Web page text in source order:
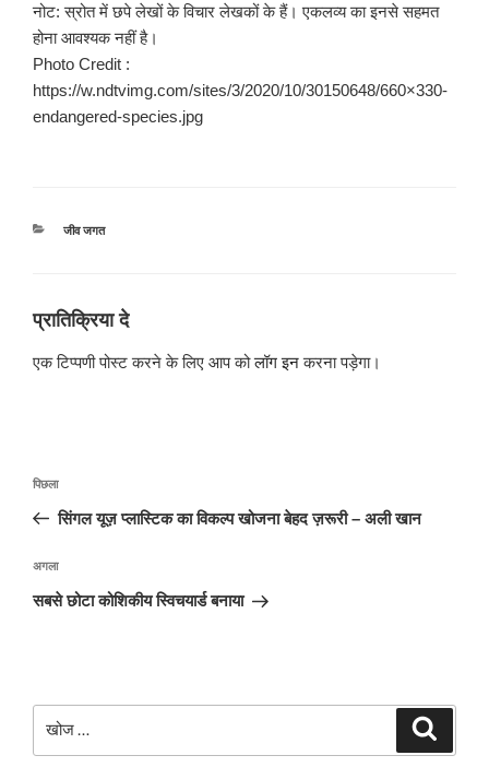
नोट: स्रोत में छपे लेखों के विचार लेखकों के हैं। एकलव्य का इनसे सहमत
होना आवश्यक नहीं है।
Photo Credit :
https://w.ndtvimg.com/sites/3/2020/10/30150648/660×330-
endangered-species.jpg
श्रेणियाँ
जीव जगत
प्रातिक्रिया दे
एक टिप्पणी पोस्ट करने के लिए आप कोलॉग इनकरना पड़ेगा।
पोस्ट
पिछला
पोस्ट:
पिछला
सिंगल यूज़ प्लास्टिक का विकल्प खोजना बेहद ज़रूरी – अली खान
अगली
पोस्ट
अगला
सबसे छोटा कोशिकीय स्विचयार्ड बनाया
खोजे